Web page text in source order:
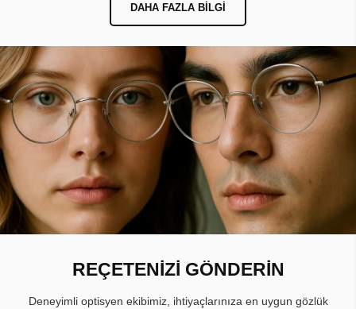
DAHA FAZLA BILGI
REÇETENİZİ GÖNDERİN
Deneyimli optisyen ekibimiz, ihtiyaçlarınıza en uygun gözlük